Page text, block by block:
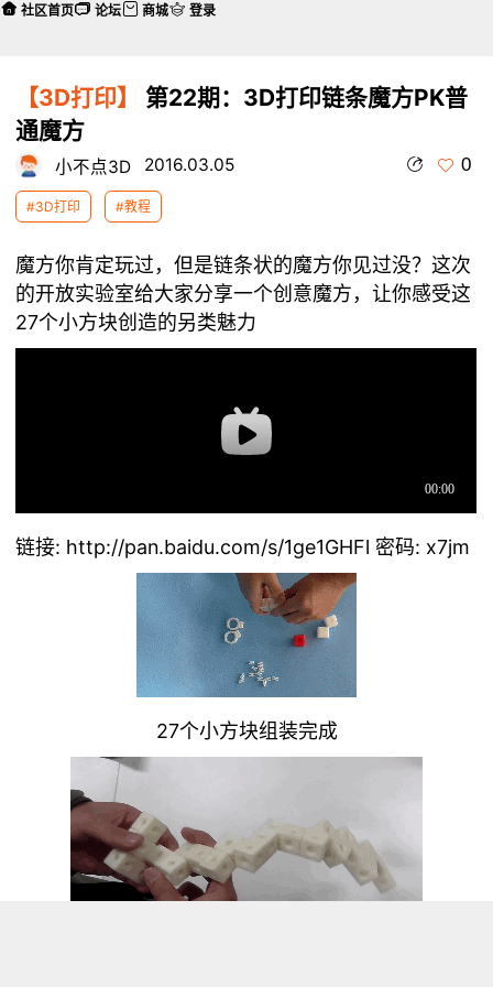
【3D打印】
第22期：3D打印链条魔方PK普
通魔方
小不点3D 2016.03.05 0
#3D打印 #教程
魔方你肯定玩过，但是链条状的魔方你见过没？这次
的开放实验室给大家分享一个创意魔方，让你感受这
27个小方块创造的另类魅力
链接: http://pan.baidu.com/s/1ge1GHFl 密码: x7jm
27个小方块组装完成
社区首页 论坛 商城 登录